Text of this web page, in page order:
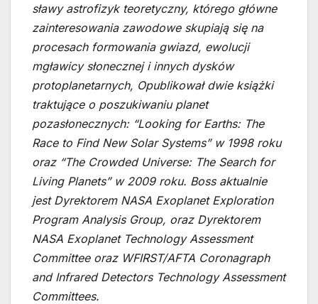
sławy astrofizyk teoretyczny, którego główne
zainteresowania zawodowe skupiają się na
procesach formowania gwiazd, ewolucji
mgławicy słonecznej i innych dysków
protoplanetarnych, Opublikował dwie książki
traktujące o poszukiwaniu planet
pozasłonecznych: “Looking for Earths: The
Race to Find New Solar Systems” w 1998 roku
oraz “The Crowded Universe: The Search for
Living Planets” w 2009 roku. Boss aktualnie
jest Dyrektorem NASA Exoplanet Exploration
Program Analysis Group, oraz Dyrektorem
NASA Exoplanet Technology Assessment
Committee oraz WFIRST/AFTA Coronagraph
and Infrared Detectors Technology Assessment
Committees.